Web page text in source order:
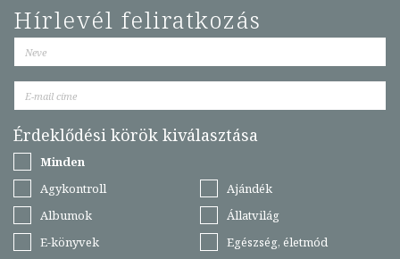
Hírlevél feliratkozás
Érdeklődési körök kiválasztása
Minden
Agykontroll
Ajándék
Albumok
Állatvilág
E-könyvek
Egészség, életmód